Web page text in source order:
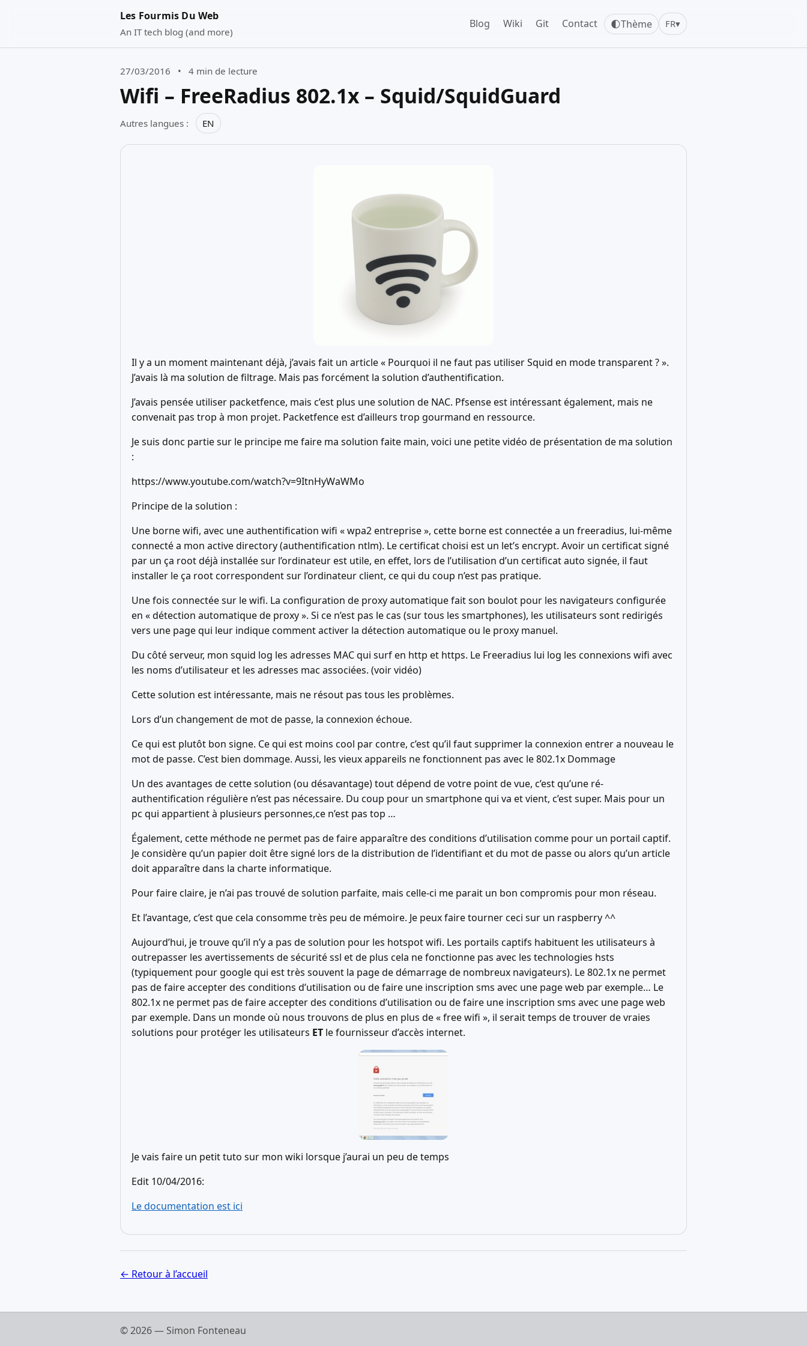
Les Fourmis Du Web
An IT tech blog (and more)
Blog Wiki Git Contact 🌓Thème FR▾
27/03/2016 • 4 min de lecture
Wifi – FreeRadius 802.1x – Squid/SquidGuard
Autres langues : EN
Il y a un moment maintenant déjà, j’avais fait un article « Pourquoi il ne faut pas utiliser Squid en mode transparent ? ».
J’avais là ma solution de filtrage. Mais pas forcément la solution d’authentification.
J’avais pensée utiliser packetfence, mais c’est plus une solution de NAC. Pfsense est intéressant également, mais ne
convenait pas trop à mon projet. Packetfence est d’ailleurs trop gourmand en ressource.
Je suis donc partie sur le principe me faire ma solution faite main, voici une petite vidéo de présentation de ma solution
:
https://www.youtube.com/watch?v=9ItnHyWaWMo
Principe de la solution :
Une borne wifi, avec une authentification wifi « wpa2 entreprise », cette borne est connectée a un freeradius, lui-même
connecté a mon active directory (authentification ntlm). Le certificat choisi est un let’s encrypt. Avoir un certificat signé
par un ça root déjà installée sur l’ordinateur est utile, en effet, lors de l’utilisation d’un certificat auto signée, il faut
installer le ça root correspondent sur l’ordinateur client, ce qui du coup n’est pas pratique.
Une fois connectée sur le wifi. La configuration de proxy automatique fait son boulot pour les navigateurs configurée
en « détection automatique de proxy ». Si ce n’est pas le cas (sur tous les smartphones), les utilisateurs sont redirigés
vers une page qui leur indique comment activer la détection automatique ou le proxy manuel.
Du côté serveur, mon squid log les adresses MAC qui surf en http et https. Le Freeradius lui log les connexions wifi avec
les noms d’utilisateur et les adresses mac associées. (voir vidéo)
Cette solution est intéressante, mais ne résout pas tous les problèmes.
Lors d’un changement de mot de passe, la connexion échoue.
Ce qui est plutôt bon signe. Ce qui est moins cool par contre, c’est qu’il faut supprimer la connexion entrer a nouveau le
mot de passe. C’est bien dommage. Aussi, les vieux appareils ne fonctionnent pas avec le 802.1x Dommage
Un des avantages de cette solution (ou désavantage) tout dépend de votre point de vue, c’est qu’une ré-
authentification régulière n’est pas nécessaire. Du coup pour un smartphone qui va et vient, c’est super. Mais pour un
pc qui appartient à plusieurs personnes,ce n’est pas top …
Également, cette méthode ne permet pas de faire apparaître des conditions d’utilisation comme pour un portail captif.
Je considère qu’un papier doit être signé lors de la distribution de l’identifiant et du mot de passe ou alors qu’un article
doit apparaître dans la charte informatique.
Pour faire claire, je n’ai pas trouvé de solution parfaite, mais celle-ci me parait un bon compromis pour mon réseau.
Et l’avantage, c’est que cela consomme très peu de mémoire. Je peux faire tourner ceci sur un raspberry ^^
Aujourd’hui, je trouve qu’il n’y a pas de solution pour les hotspot wifi. Les portails captifs habituent les utilisateurs à
outrepasser les avertissements de sécurité ssl et de plus cela ne fonctionne pas avec les technologies hsts
(typiquement pour google qui est très souvent la page de démarrage de nombreux navigateurs). Le 802.1x ne permet
pas de faire accepter des conditions d’utilisation ou de faire une inscription sms avec une page web par exemple… Le
802.1x ne permet pas de faire accepter des conditions d’utilisation ou de faire une inscription sms avec une page web
par exemple. Dans un monde où nous trouvons de plus en plus de « free wifi », il serait temps de trouver de vraies
solutions pour protéger les utilisateurs ET le fournisseur d’accès internet.
Je vais faire un petit tuto sur mon wiki lorsque j’aurai un peu de temps
Edit 10/04/2016:
Le documentation est ici
← Retour à l’accueil
© 2026 — Simon Fonteneau